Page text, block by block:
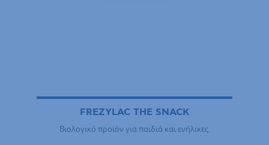
FREZYLAC THE SNACK
Βιολογικό προϊόν για παιδιά και ενήλικες.